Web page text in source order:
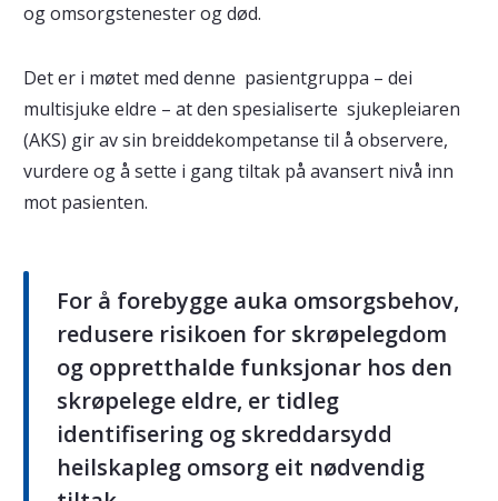
og omsorgstenester og død.
Det er i møtet med denne pasientgruppa – dei
multisjuke eldre – at den spesialiserte sjukepleiaren
(AKS) gir av sin breiddekompetanse til å observere,
vurdere og å sette i gang tiltak på avansert nivå inn
mot pasienten.
For å forebygge auka omsorgsbehov,
redusere risikoen for skrøpelegdom
og oppretthalde funksjonar hos den
skrøpelege eldre, er tidleg
identifisering og skreddarsydd
heilskapleg omsorg eit nødvendig